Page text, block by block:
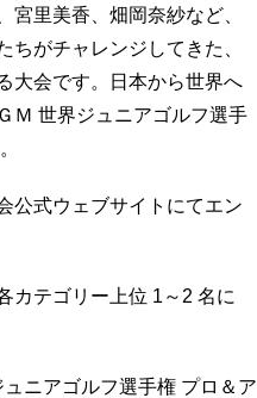
里美香、畑岡奈紗など、
がチャレンジしてきた、
大会です。日本から世界へ
Ｍ 世界ジュニアゴルフ選手
公式ウェブサイトにてエン
カテゴリー上位 1～2 名に
ニアゴルフ選手権 プロ＆ア